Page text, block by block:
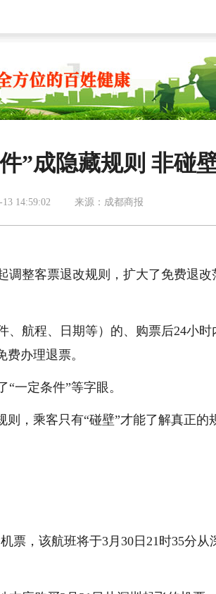
”成隐藏规则 非碰
13 14:59:02 来源：成都商报
调整客票退改规则，扩大了免费退改
、航程、日期等）的、购票后24小时
办理退票。
一定条件”等字眼。
，乘客只有“碰壁”才能了解真正的
票，该航班将于3月30日21时35分从